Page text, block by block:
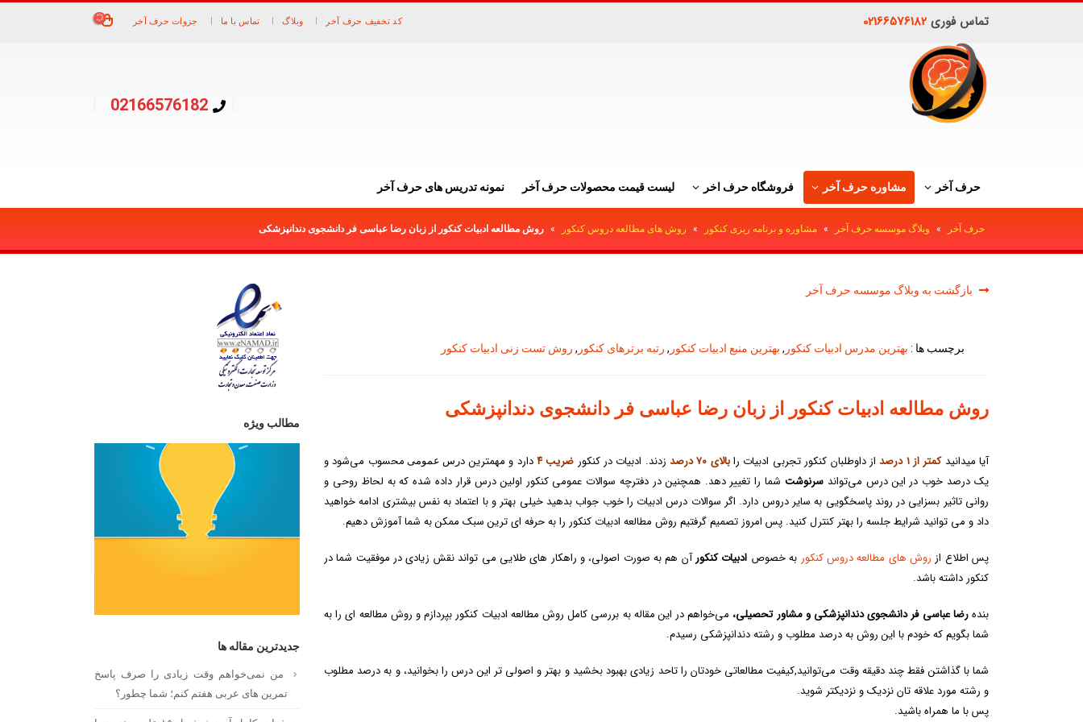
تماس فوری 02166576182 کد تخفیف حرف آخر وبلاگ تماس با ما جزوات حرف آخر
02166576182
حرف آخر مشاوره حرف آخر فروشگاه حرف اخر لیست قیمت محصولات حرف آخر نمونه تدریس های حرف آخر
حرف آخر » وبلاگ موسسه حرف آخر » مشاوره و برنامه ریزی کنکور » روش های مطالعه دروس کنکور » روش مطالعه ادبیات کنکور از زبان رضا عباسی فر دانشجوی دندانپزشکی
بازگشت به وبلاگ موسسه حرف آخر
برچسب ها : بهترین مدرس ادبیات کنکور , بهترین منبع ادبیات کنکور , رتبه برترهای کنکور , روش تست زنی ادبیات کنکور
روش مطالعه ادبیات کنکور از زبان رضا عباسی فر دانشجوی دندانپزشکی
آیا میدانیدکمتر از ۱ درصد از داوطلبان کنکور تجربی ادبیات رابالای ۷۰ درصد زدند. ادبیات در کنکور ضریب ۴ دارد و مهمترین درس عمومی محسوب می‌شود و
یک درصد خوب در این درس می‌تواند سرنوشتشما را تغییر دهد. همچنین در دفترچه سوالات عمومی کنکور اولین درس قرار داده شده که به لحاظ روحی و
روانی تاثیر بسزایی در روند پاسخگویی به سایر دروس دارد. اگر سوالات درس ادبیات را خوب جواب بدهید خیلی بهتر و با اعتماد به نفس بیشتری ادامه خواهید
داد و می توانید شرایط جلسه را بهتر کنترل کنید. پس امروز تصمیم گرفتیم روش مطالعه ادبیات کنکور را به حرفه ای ترین سبک ممکن به شما آموزش دهیم.
پس اطلاع از روش های مطالعه دروس کنکور به خصوص ادبیات کنکورآن هم به صورت اصولی، و راهکار های طلایی می تواند نقش زیادی در موفقیت شما در
کنکور داشته باشد.
بندهرضا عباسی فر دانشجوی دندانپزشکی و مشاور تحصیلی، می‌خواهم در این مقاله به بررسی کامل روش مطالعه ادبیات کنکور بپردازم و روش مطالعه ای را به
شما بگویم که خودم با این روش به درصد مطلوب و رشته دندانپزشکی رسیدم.
شما با گذاشتن فقط چند دقیقه وقت می‌توانید,کیفیت مطالعاتی خودتان را تاحد زیادی بهبود بخشید و بهتر و اصولی تر این درس را بخوانید، و به درصد مطلوب
و رشته مورد علاقه تان نزدیک و نزدیکتر شوید.
پس با ما همراه باشید.
مطالب ویژه
جدیدترین مقاله ها
من نمی‌خواهم وقت زیادی را صرف پاسخ
تمرین های عربی هفتم کنم؛ شما چطور؟